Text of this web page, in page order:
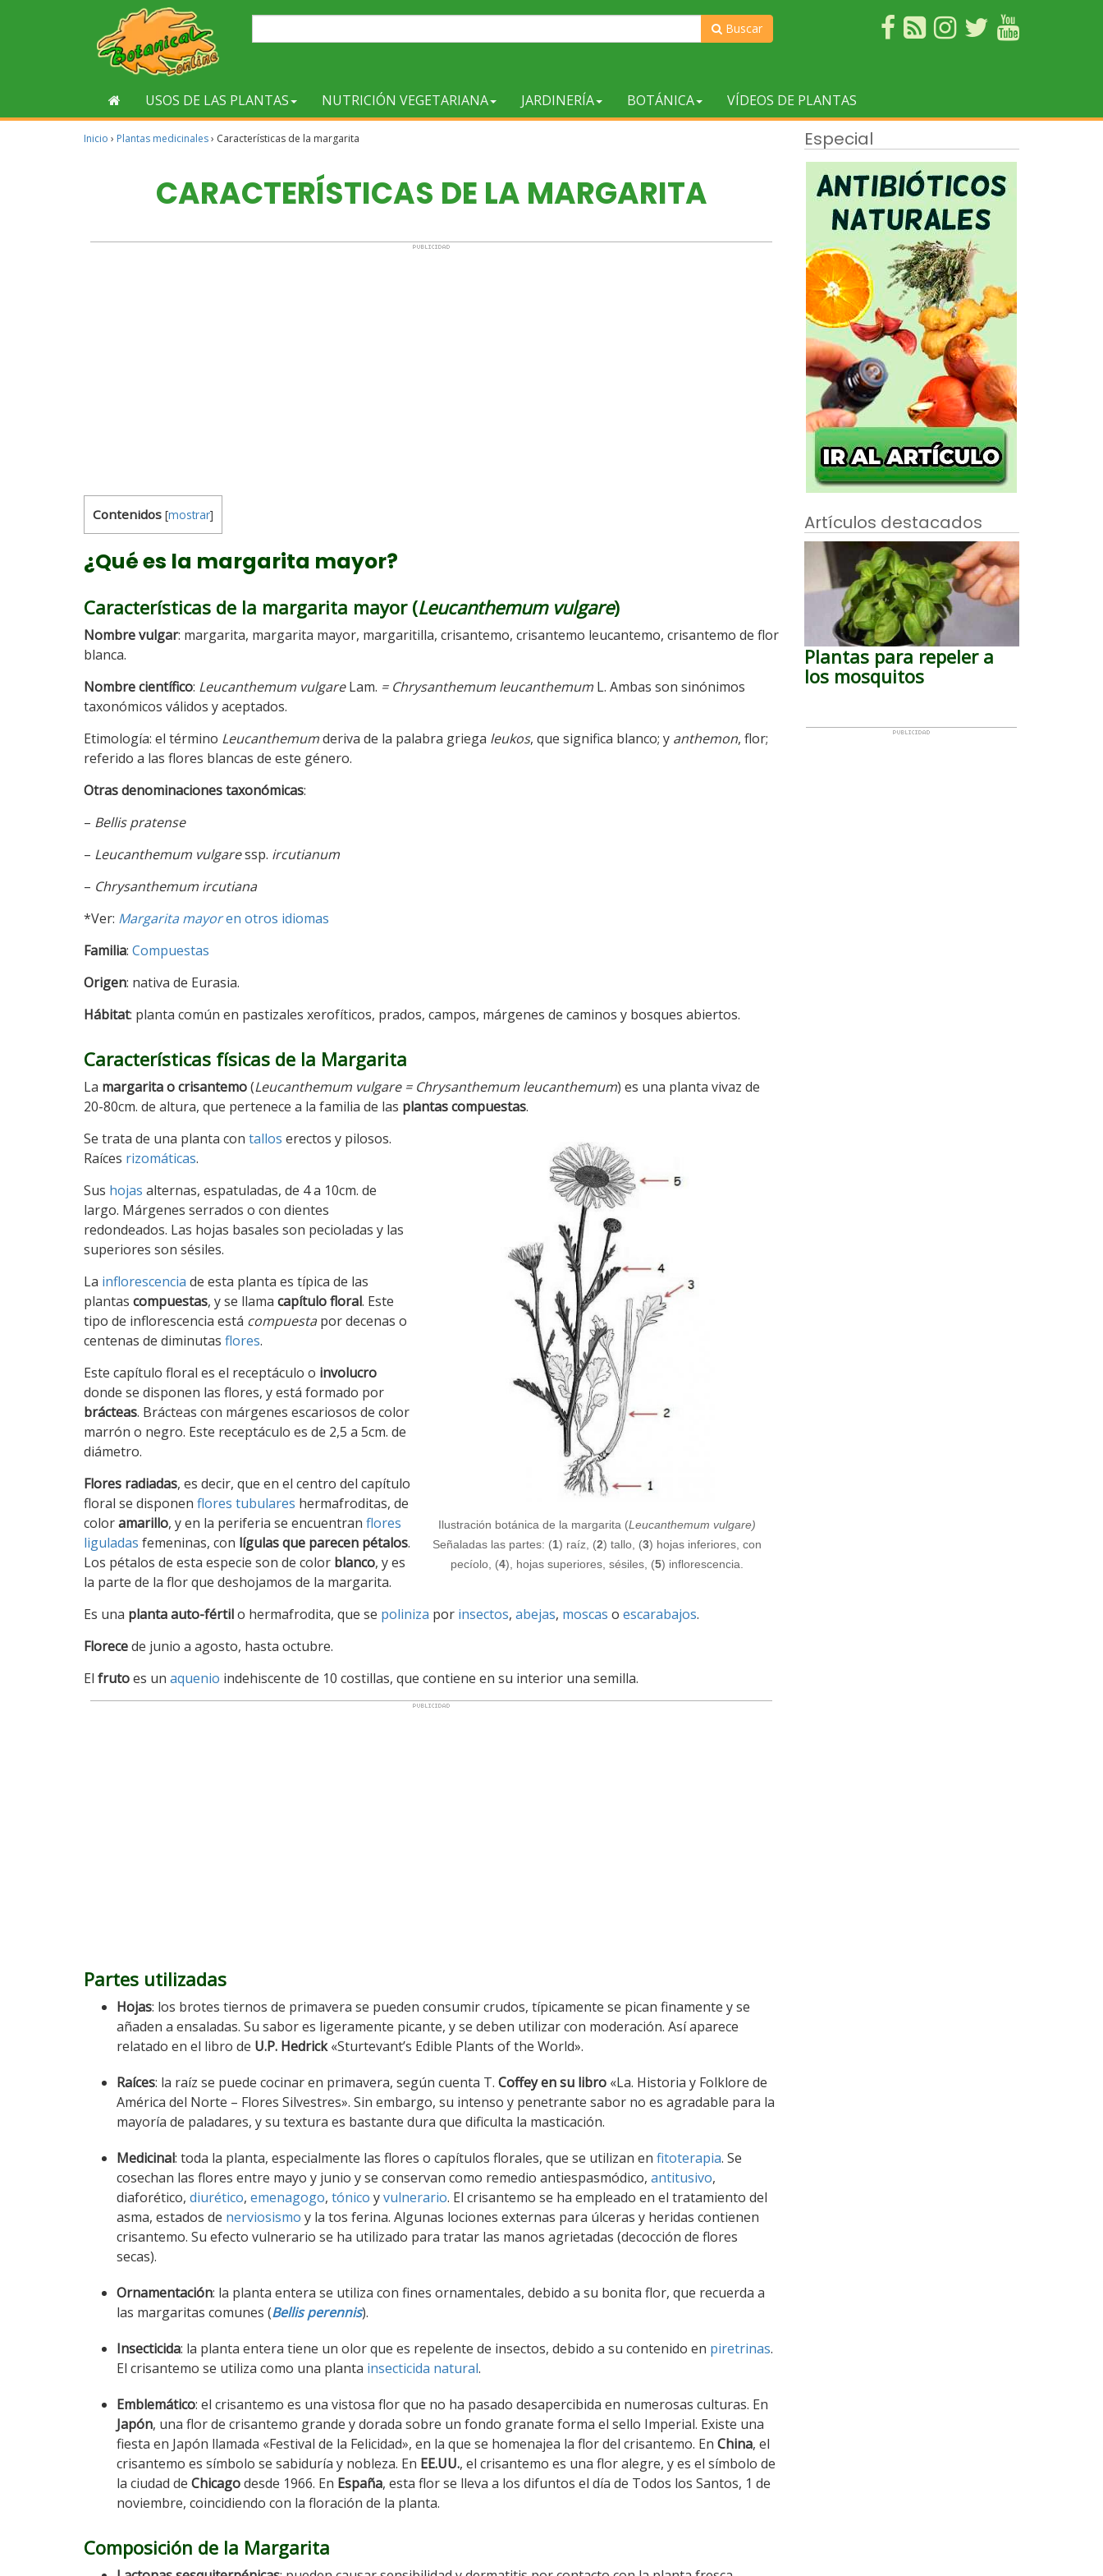
Buscar
USOS DE LAS PLANTAS NUTRICIÓN VEGETARIANA JARDINERÍA BOTÁNICA VÍDEOS DE PLANTAS
Inicio › Plantas medicinales› Características de la margarita
CARACTERÍSTICAS DE LA MARGARITA
Contenidos [mostrar]
¿Qué es la margarita mayor?
Características de la margarita mayor (Leucanthemum vulgare)
Nombre vulgar: margarita, margarita mayor, margaritilla, crisantemo, crisantemo leucantemo, crisantemo de flor
blanca.
Nombre científico: Leucanthemum vulgareLam. = Chrysanthemum leucanthemum L. Ambas son sinónimos
taxonómicos válidos y aceptados.
Etimología: el término Leucanthemumderiva de la palabra griega leukos, que significa blanco; y anthemon, flor;
referido a las flores blancas de este género.
Otras denominaciones taxonómicas:
– Bellis pratense
– Leucanthemum vulgaressp. ircutianum
– Chrysanthemum ircutiana
*Ver: Margarita mayoren otros idiomas
Familia: Compuestas
Origen: nativa de Eurasia.
Hábitat: planta común en pastizales xerofíticos, prados, campos, márgenes de caminos y bosques abiertos.
Características físicas de la Margarita
La margarita o crisantemo(Leucanthemum vulgare = Chrysanthemum leucanthemum) es una planta vivaz de
20-80cm. de altura, que pertenece a la familia de las plantas compuestas.
Ilustración botánica de la margarita (Leucanthemum vulgare)
Señaladas las partes: (1) raíz, (2) tallo, (3) hojas inferiores, con
pecíolo, (4), hojas superiores, sésiles, (5) inflorescencia.
Se trata de una planta con tallos erectos y pilosos.
Raíces rizomáticas.
Sus hojas alternas, espatuladas, de 4 a 10cm. de
largo. Márgenes serrados o con dientes
redondeados. Las hojas basales son pecioladas y las
superiores son sésiles.
La inflorescencia de esta planta es típica de las
plantas compuestas, y se llama capítulo floral. Este
tipo de inflorescencia está compuestapor decenas o
centenas de diminutas flores.
Este capítulo floral es el receptáculo o involucro
donde se disponen las flores, y está formado por
brácteas. Brácteas con márgenes escariosos de color
marrón o negro. Este receptáculo es de 2,5 a 5cm. de
diámetro.
Flores radiadas, es decir, que en el centro del capítulo
floral se disponen flores tubulares hermafroditas, de
coloramarillo, y en la periferia se encuentran flores
liguladas femeninas, con lígulas que parecen pétalos.
Los pétalos de esta especie son de color blanco, y es
la parte de la flor que deshojamos de la margarita.
Es una planta auto-fértilo hermafrodita, que se poliniza por insectos, abejas, moscas o escarabajos.
Florecede junio a agosto, hasta octubre.
El frutoes un aquenio indehiscente de 10 costillas, que contiene en su interior una semilla.
Partes utilizadas
Hojas: los brotes tiernos de primavera se pueden consumir crudos, típicamente se pican finamente y se
añaden a ensaladas. Su sabor es ligeramente picante, y se deben utilizar con moderación. Así aparece
relatado en el libro de U.P. Hedrick«Sturtevant’s Edible Plants of the World».
Raíces: la raíz se puede cocinar en primavera, según cuenta T. Coffey en su libro «La. Historia y Folklore de
América del Norte – Flores Silvestres». Sin embargo, su intenso y penetrante sabor no es agradable para la
mayoría de paladares, y su textura es bastante dura que dificulta la masticación.
Medicinal: toda la planta, especialmente las flores o capítulos florales, que se utilizan en fitoterapia. Se
cosechan las flores entre mayo y junio y se conservan como remedio antiespasmódico, antitusivo,
diaforético, diurético, emenagogo, tónico yvulnerario. El crisantemo se ha empleado en el tratamiento del
asma, estados de nerviosismo y la tos ferina. Algunas lociones externas para úlceras y heridas contienen
crisantemo. Su efecto vulnerario se ha utilizado para tratar las manos agrietadas (decocción de flores
secas).
Ornamentación: la planta entera se utiliza con fines ornamentales, debido a su bonita flor, que recuerda a
las margaritas comunes (Bellis perennis).
Insecticida: la planta entera tiene un olor que es repelente de insectos, debido a su contenido en piretrinas.
El crisantemo se utiliza como una planta insecticida natural.
Emblemático: el crisantemo es una vistosa flor que no ha pasado desapercibida en numerosas culturas. En
Japón, una flor de crisantemo grande y dorada sobre un fondo granate forma el sello Imperial. Existe una
fiesta en Japón llamada «Festival de la Felicidad», en la que se homenajea la flor del crisantemo. En China, el
crisantemo es símbolo se sabiduría y nobleza. En EE.UU., el crisantemo es una flor alegre, y es el símbolo de
la ciudad de Chicagodesde 1966. En España, esta flor se lleva a los difuntos el día de Todos los Santos, 1 de
noviembre, coincidiendo con la floración de la planta.
Composición de la Margarita
Especial
Artículos destacados
Plantas para repeler a
los mosquitos